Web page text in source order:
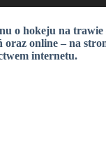
o hokeju na trawie
oraz online – na
internetu.